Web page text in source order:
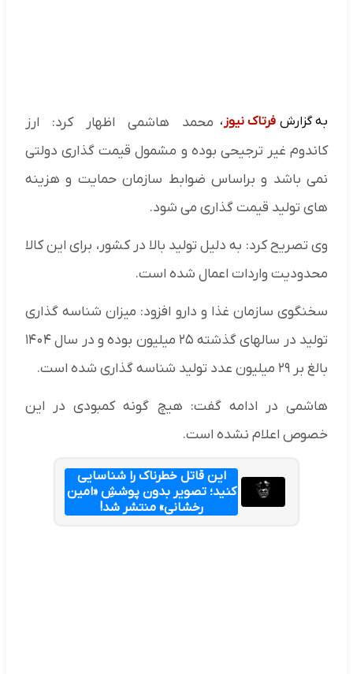
به گزارش فرتاک نیوز ، محمد هاشمی اظهار کرد: ارز
کاندوم غیر ترجیحی بوده و مشمول قیمت گذاری دولتی
نمی باشد و براساس ضوابط سازمان حمایت و هزینه
های تولید قیمت گذاری می شود.
وی تصریح کرد: به دلیل تولید بالا در کشور، برای این کالا
محدودیت واردات اعمال شده است.
سخنگوی سازمان غذا و دارو افزود: میزان شناسه گذاری
تولید در سالهای گذشته ۲۵ میلیون بوده و در سال ۱۴۰۴
بالغ بر ۲۹ میلیون عدد تولید شناسه گذاری شده است.
هاشمی در ادامه گفت: هیچ گونه کمبودی در این
خصوص اعلام نشده است.
این قاتل خطرناک را شناسایی
کنید؛ تصویر بدون پوششِ «امین
رخشانی» منتشر شد!